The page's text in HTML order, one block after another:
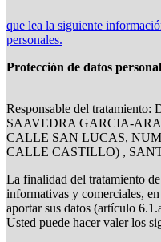
que lea la siguiente
personales.
Protección de datos
Responsable del
SAAVEDRA GARCIA-
CALLE SAN LUCAS,
CALLE CASTILLO) ,
La finalidad del tratamiento
informativas y comerciales,
aportar sus datos (artículo
Usted puede hacer valer los